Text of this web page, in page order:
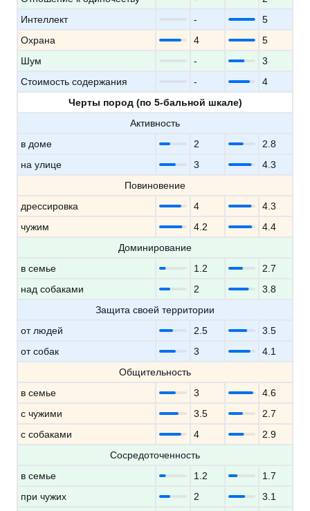
Интеллект
-
5
Охрана
4
5
Шум
-
3
Стоимость содержания
-
4
Черты пород (по 5-бальной шкале)
Активность
в доме
2
2.8
на улице
3
4.3
Повиновение
дрессировка
4
4.3
чужим
4.2
4.4
Доминирование
в семье
1.2
2.7
над собаками
2
3.8
Защита своей территории
от людей
2.5
3.5
от собак
3
4.1
Общительность
в семье
3
4.6
с чужими
3.5
2.7
с собаками
4
2.9
Сосредоточенность
в семье
1.2
1.7
при чужих
2 3.1